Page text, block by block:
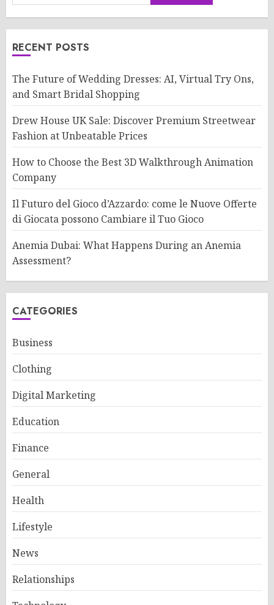
RECENT POSTS
The Future of Wedding Dresses: AI, Virtual Try Ons,
and Smart Bridal Shopping
Drew House UK Sale: Discover Premium Streetwear
Fashion at Unbeatable Prices
How to Choose the Best 3D Walkthrough Animation
Company
Il Futuro del Gioco d’Azzardo: come le Nuove Offerte
di Giocata possono Cambiare il Tuo Gioco
Anemia Dubai: What Happens During an Anemia
Assessment?
CATEGORIES
Business
Clothing
Digital Marketing
Education
Finance
General
Health
Lifestyle
News
Relationships